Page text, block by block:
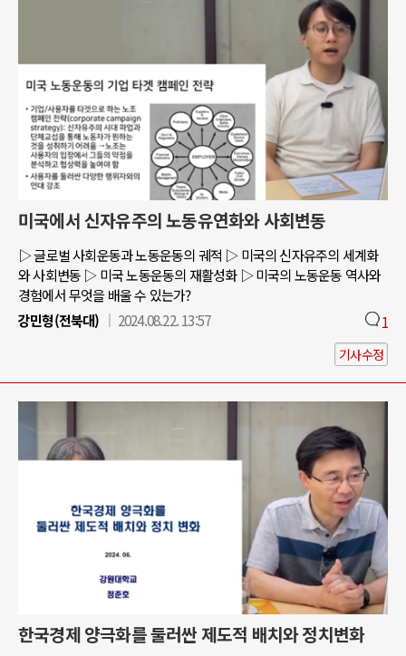
미국에서 신자유주의 노동유연화와 사회변동
▷ 글로벌 사회운동과 노동운동의 궤적 ▷ 미국의 신자유주의 세계화
와 사회변동 ▷ 미국 노동운동의 재활성화 ▷ 미국의 노동운동 역사와
경험에서 무엇을 배울 수 있는가?
강민형(전북대)
2024.08.22. 13:57 1
기사수정
한국경제 양극화를 둘러싼 제도적 배치와 정치변화